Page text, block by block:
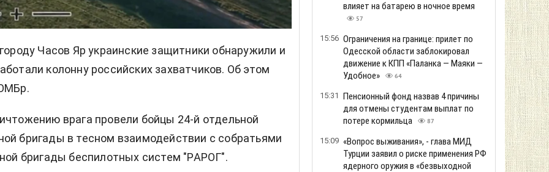
Часов Яр украинские защитники обнаружили и
колонну российских захватчиков. Об этом
врага провели бойцы 24-й отдельной
бригады в тесном взаимодействии с собратьями
бригады беспилотных систем "РАРОГ".
влияет на батарею в ночное время
57
15:56 Ограничения на границе: прилет по
Одесской области заблокировал
движение к КПП «Паланка — Маяки —
Удобное»
64
15:31 Пенсионный фонд назвав 4 причины
для отмены студентам выплат по
потере кормильца
87
15:09 «Вопрос выживания», - глава МИД
Турции заявил о риске применения РФ
ядерного оружия в «безвыходной